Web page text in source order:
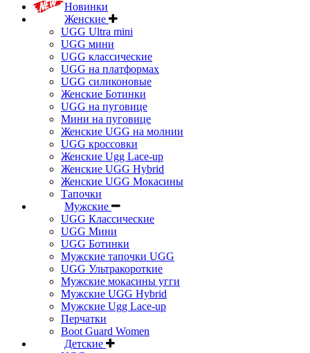
Новинки
Женские
UGG Ultra mini
UGG мини
UGG классические
UGG на платформах
UGG силиконовые
Женские Ботинки
UGG на пуговице
Мини на пуговице
Женские UGG на молнии
UGG кроссовки
Женские Ugg Lace-up
Женские UGG Hybrid
Женские UGG Мокасины
Тапочки
Мужские
UGG Классические
UGG Мини
UGG Ботинки
Мужские тапочки UGG
UGG Ультракороткие
Мужские мокасины угги
Мужские UGG Hybrid
Мужские Ugg Lace-up
Перчатки
Boot Guard Women
Детские